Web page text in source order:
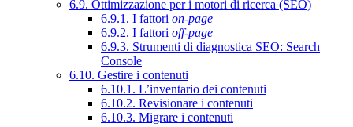
6.9. Ottimizzazione per i motori di ricerca (SEO)
6.9.1. I fattori on-page
6.9.2. I fattori off-page
6.9.3. Strumenti di diagnostica SEO: Search
Console
6.10. Gestire i contenuti
6.10.1. L’inventario dei contenuti
6.10.2. Revisionare i contenuti
6.10.3. Migrare i contenuti